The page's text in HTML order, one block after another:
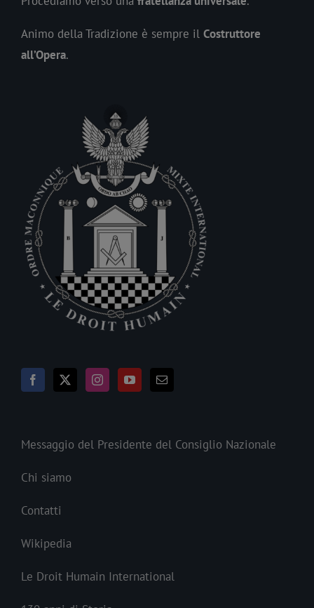
Animo della Tradizione è sempre il Costruttore
all’Opera.
Messaggio del Presidente del Consiglio Nazionale
Chi siamo
Contatti
Wikipedia
Le Droit Humain International